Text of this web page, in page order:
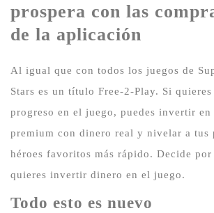
prospera con las
de la aplicación
Al igual que con todos los juegos de
Stars es un título Free-2-Play. Si
progreso en el juego, puedes invertir en
premium con dinero real y nivelar a tus
héroes favoritos más rápido. Decide
quieres invertir dinero en el juego.
Todo esto es nuevo